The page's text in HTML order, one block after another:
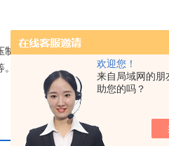
欢迎您！
来自局域网的朋
助您的吗？
作，型号为3240。 3240环氧板切
规格厚度：20～1000mm 。按图纸